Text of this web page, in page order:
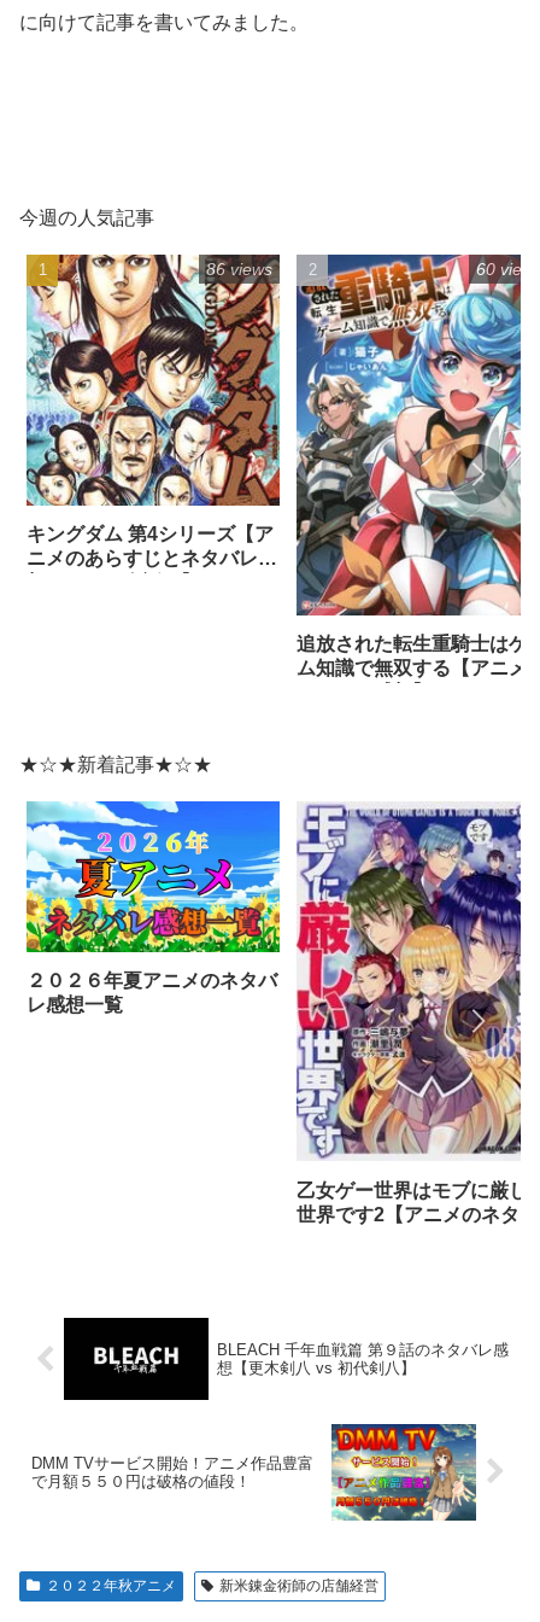
に向けて記事を書いてみました。
今週の人気記事
キングダム 第4シリーズ【ア
ニメのあらすじとネタバレ感
86 views
追放された転生重騎士はゲ
ム知識で無双する【アニメ
60
★☆★新着記事★☆★
２０２６年夏アニメのネタバ
レ感想一覧
乙女ゲー世界はモブに厳し
世界です2【アニメのネタバ
BLEACH 千年血戦篇 第９話のネタバレ感
想【更木剣八 vs 初代剣八】
DMM TVサービス開始！アニメ作品豊富
で月額５５０円は破格の値段！
２０２２年秋アニメ 新米錬金術師の店舗経営